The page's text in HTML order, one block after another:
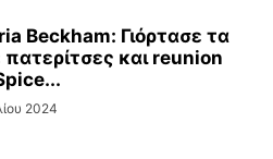
Beckham: Γιόρτασε τα
και reunion
2024